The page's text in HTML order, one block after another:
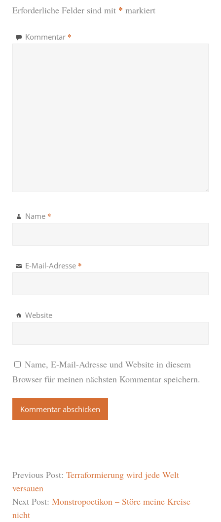
Erforderliche Felder sind mit * markiert
Kommentar *
Name *
E-Mail-Adresse *
Website
Name, E-Mail-Adresse und Website in diesem
Browser für meinen nächsten Kommentar speichern.
Previous Post: Terraformierung wird jede Welt
versauen
Next Post: Monstropoetikon – Störe meine Kreise
nicht